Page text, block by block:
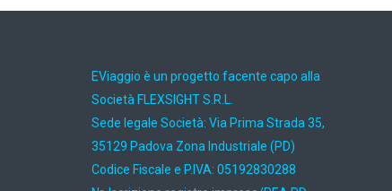
EViaggio è un progetto facente capo alla
Società FLEXSIGHT S.R.L.
Sede legale Società: Via Prima Strada 35,
35129 Padova Zona Industriale (PD)
Codice Fiscale e P.IVA: 05192830288